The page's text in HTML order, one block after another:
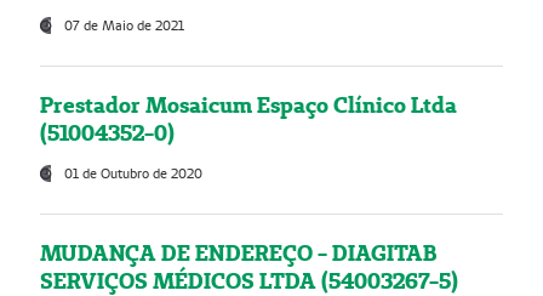
07 de Maio de 2021
Prestador Mosaicum Espaço Clínico Ltda
(51004352-0)
01 de Outubro de 2020
MUDANÇA DE ENDEREÇO - DIAGITAB
SERVIÇOS MÉDICOS LTDA (54003267-5)